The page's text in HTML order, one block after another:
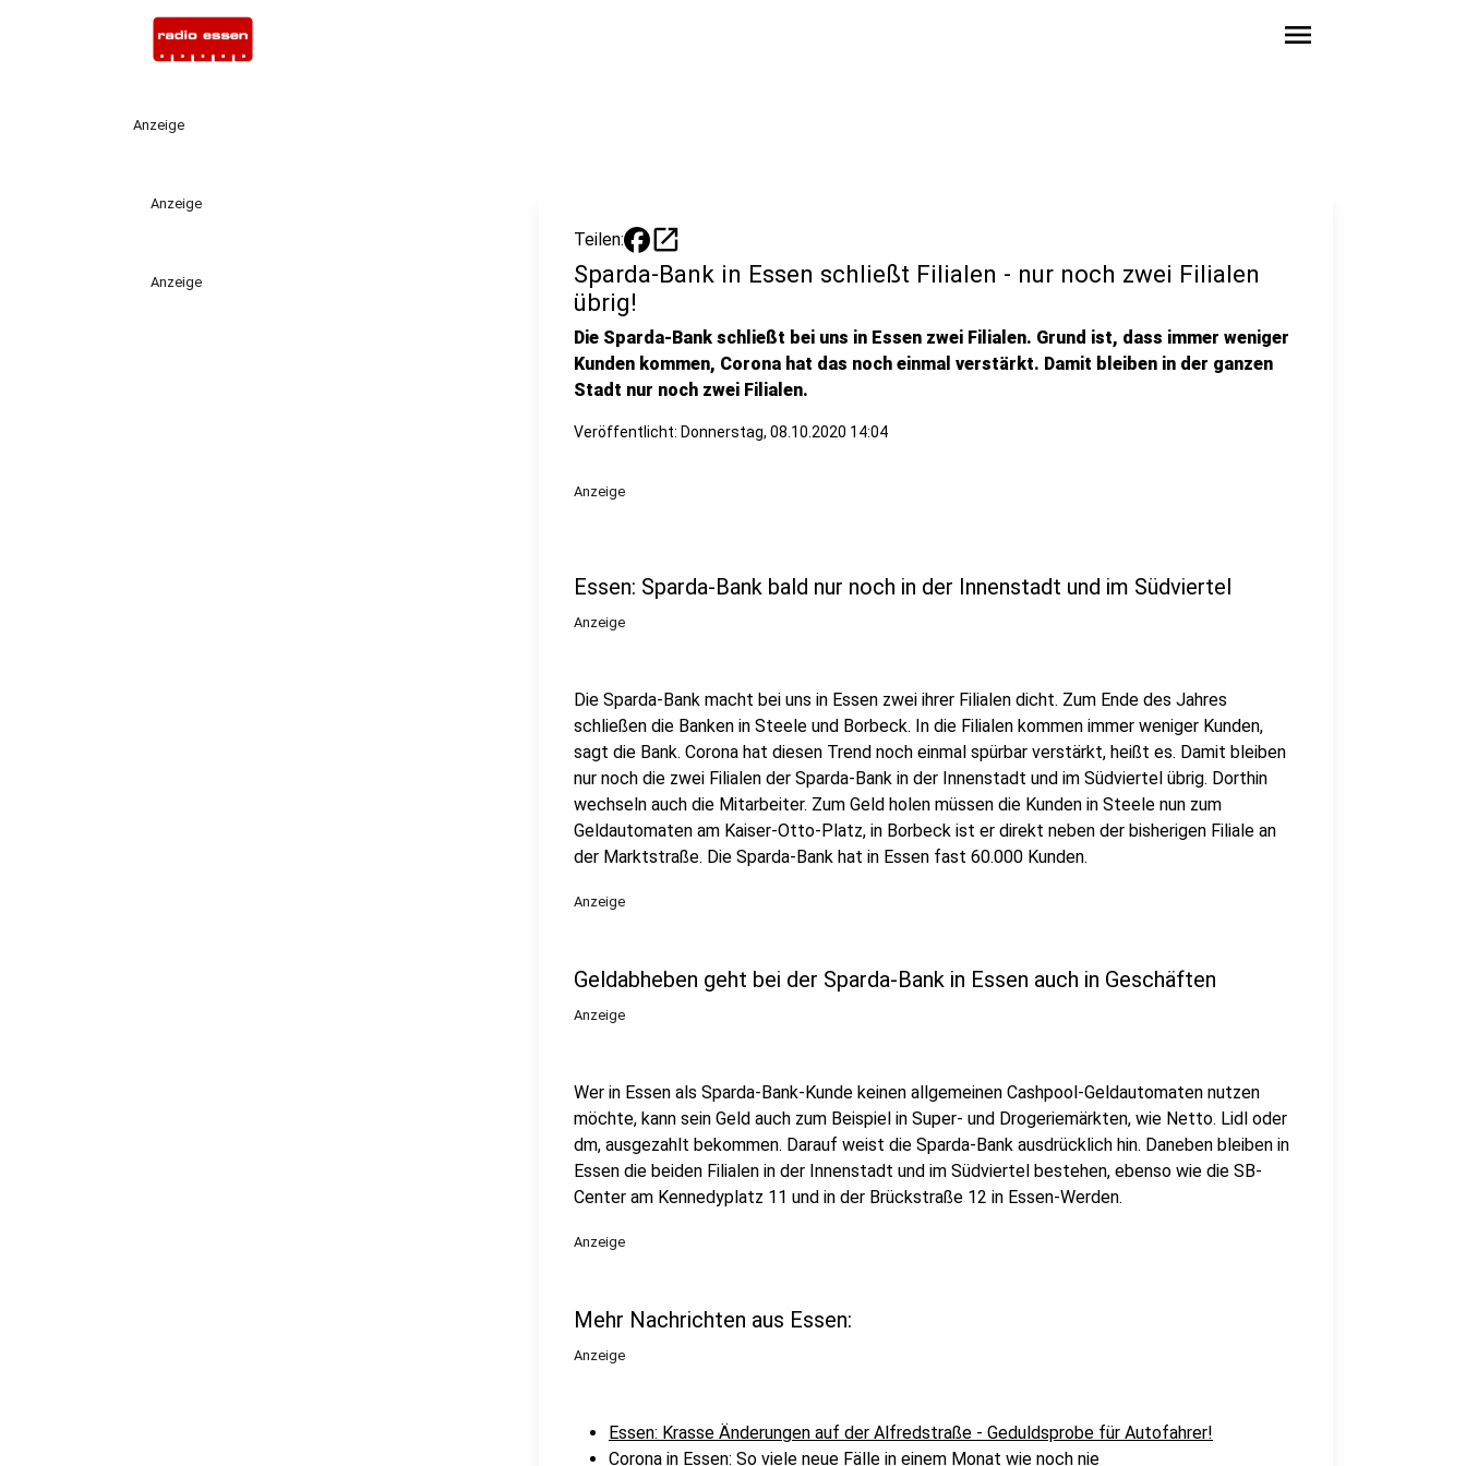
menu
Anzeige
Anzeige
Anzeige
Teilen: open_in_new
Sparda-Bank in Essen schließt Filialen - nur noch zwei Filialen
übrig!
Die Sparda-Bank schließt bei uns in Essen zwei Filialen. Grund ist, dass immer weniger
Kunden kommen, Corona hat das noch einmal verstärkt. Damit bleiben in der ganzen
Stadt nur noch zwei Filialen.
Veröffentlicht: Donnerstag, 08.10.2020 14:04
Anzeige
Essen: Sparda-Bank bald nur noch in der Innenstadt und im Südviertel
Anzeige
Die Sparda-Bank macht bei uns in Essen zwei ihrer Filialen dicht. Zum Ende des Jahres
schließen die Banken in Steele und Borbeck. In die Filialen kommen immer weniger Kunden,
sagt die Bank. Corona hat diesen Trend noch einmal spürbar verstärkt, heißt es. Damit bleiben
nur noch die zwei Filialen der Sparda-Bank in der Innenstadt und im Südviertel übrig. Dorthin
wechseln auch die Mitarbeiter. Zum Geld holen müssen die Kunden in Steele nun zum
Geldautomaten am Kaiser-Otto-Platz, in Borbeck ist er direkt neben der bisherigen Filiale an
der Marktstraße. Die Sparda-Bank hat in Essen fast 60.000 Kunden.
Anzeige
Geldabheben geht bei der Sparda-Bank in Essen auch in Geschäften
Anzeige
Wer in Essen als Sparda-Bank-Kunde keinen allgemeinen Cashpool-Geldautomaten nutzen
möchte, kann sein Geld auch zum Beispiel in Super- und Drogeriemärkten, wie Netto. Lidl oder
dm, ausgezahlt bekommen. Darauf weist die Sparda-Bank ausdrücklich hin. Daneben bleiben in
Essen die beiden Filialen in der Innenstadt und im Südviertel bestehen, ebenso wie die SB-
Center am Kennedyplatz 11 und in der Brückstraße 12 in Essen-Werden.
Anzeige
Mehr Nachrichten aus Essen:
Anzeige
Essen: Krasse Änderungen auf der Alfredstraße - Geduldsprobe für Autofahrer!
Corona in Essen: So viele neue Fälle in einem Monat wie noch nie